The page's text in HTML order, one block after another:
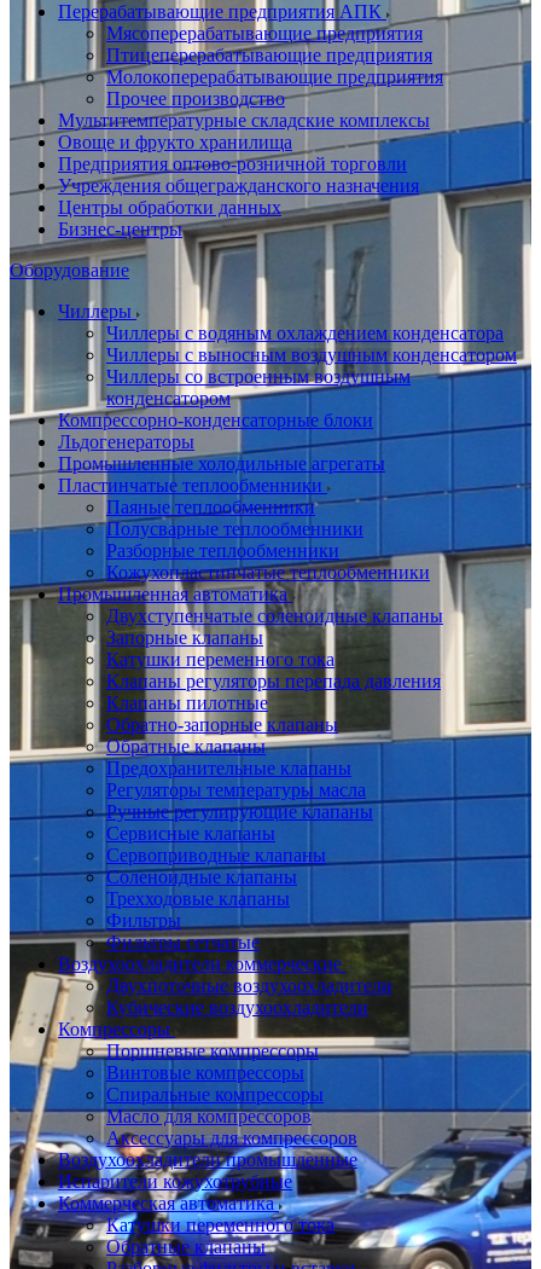
Перерабатывающие предприятия АПК
Мясоперерабатывающие предприятия
Птицеперерабатывающие предприятия
Молокоперерабатывающие предприятия
Прочее производство
Мультитемпературные складские комплексы
Овоще и фрукто хранилища
Предприятия оптово-розничной торговли
Учреждения общегражданского назначения
Центры обработки данных
Бизнес-центры
Оборудование
Чиллеры
Чиллеры с водяным охлаждением конденсатора
Чиллеры с выносным воздушным конденсатором
Чиллеры со встроенным воздушным
конденсатором
Компрессорно-конденсаторные блоки
Льдогенераторы
Промышленные холодильные агрегаты
Пластинчатые теплообменники
Паяные теплообменники
Полусварные теплообменники
Разборные теплообменники
Кожухопластинчатые теплообменники
Промышленная автоматика
Двухступенчатые соленоидные клапаны
Запорные клапаны
Катушки переменного тока
Клапаны регуляторы перепада давления
Клапаны пилотные
Обратно-запорные клапаны
Обратные клапаны
Предохранительные клапаны
Регуляторы температуры масла
Ручные регулирующие клапаны
Сервисные клапаны
Сервоприводные клапаны
Соленоидные клапаны
Трехходовые клапаны
Фильтры
Фильтры сетчатые
Воздухоохладители коммерческие
Двухпоточные воздухоохладители
Кубические воздухоохладители
Компрессоры
Поршневые компрессоры
Винтовые компрессоры
Спиральные компрессоры
Масло для компрессоров
Аксессуары для компрессоров
Воздухоохладители промышленные
Испарители кожухотрубные
Коммерческая автоматика
Катушки переменного тока
Обратные клапаны